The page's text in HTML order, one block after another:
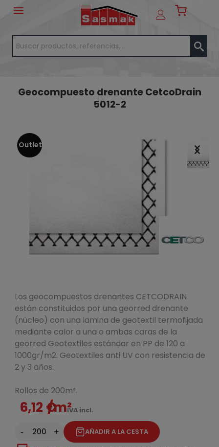
Geocompuesto drenante CetcoDrain
5012-2
Outlet
Los geocompuestos drenantes CETCODRAIN
están constituidos por una georred drenante
(núcleo) con una lamina de geotextil termofijada
mediante calor a una o ambas caras de la
georred Geotextiles estándar en PP de 120 a
1000gr/m2. Geotextiles anti UV con resistencia de
2 y 3 años.
Rollos de 200m².
6,12 €/m²IVA incl.
- + AÑADIR A LA CESTA